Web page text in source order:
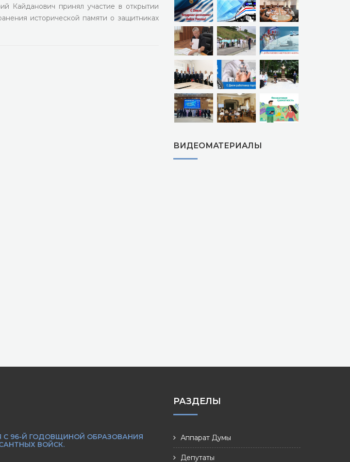
Кайданович принял участие в открытии
исторической памяти о защитниках
ВИДЕОМАТЕРИАЛЫ
С 96-Й ГОДОВЩИНОЙ ОБРАЗОВАНИЯ
ВОЙСК.
РАЗДЕЛЫ
Аппарат Думы
Депутаты